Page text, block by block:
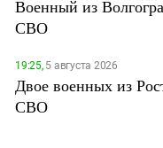
Военный из
СВО
19:25,5 августа 2026
Двое военных из
СВО